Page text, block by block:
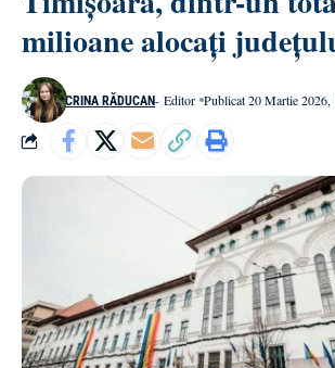
milioane alocați
CRINA RĂDUCAN- Editor Publicat 20 Martie 2026,